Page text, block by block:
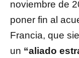
noviembre de
poner fin al
Francia, que
un “aliado